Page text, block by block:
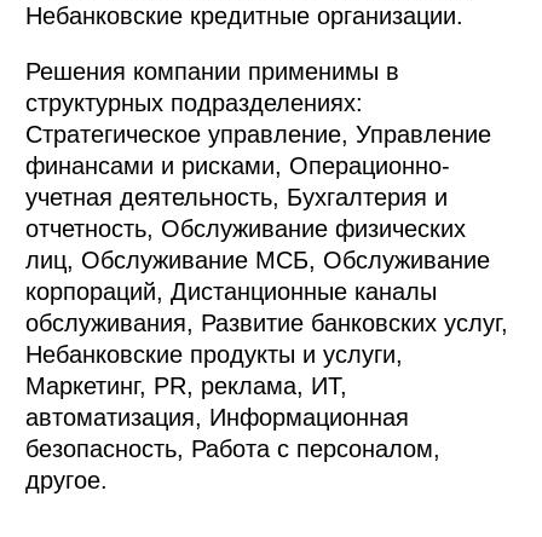
Небанковские кредитные организации.
Решения компании применимы в
структурных подразделениях:
Стратегическое управление, Управление
финансами и рисками, Операционно-
учетная деятельность, Бухгалтерия и
отчетность, Обслуживание физических
лиц, Обслуживание МСБ, Обслуживание
корпораций, Дистанционные каналы
обслуживания, Развитие банковских услуг,
Небанковские продукты и услуги,
Маркетинг, PR, реклама, ИТ,
автоматизация, Информационная
безопасность, Работа с персоналом,
другое.